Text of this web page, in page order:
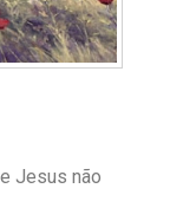
Jesus não